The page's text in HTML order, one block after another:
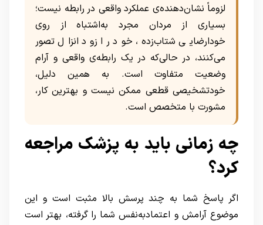
لزوماً نشان‌دهنده‌ی عملکرد واقعی در رابطه نیست؛
بسیاری از مردان مجرد به‌اشتباه از روی
خودارضایی شتاب‌زده، خود را زود انزال تصور
می‌کنند، در حالی‌که در یک رابطه‌ی واقعی و آرام
وضعیت متفاوت است. به همین دلیل،
خودتشخیصی قطعی ممکن نیست و بهترین کار،
مشورت با متخصص است.
چه زمانی باید به پزشک مراجعه
کرد؟
اگر پاسخ شما به چند پرسش بالا مثبت است و این
موضوع آرامش و اعتمادبه‌نفس شما را گرفته، بهتر است